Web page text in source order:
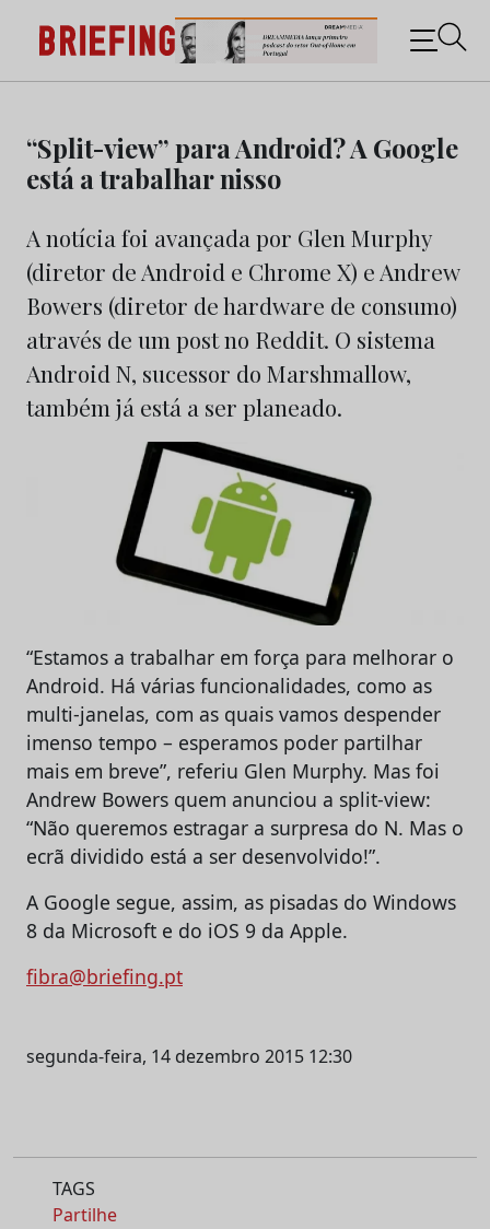
content
Briefing: Todas as notícias sobre os negócios do
Marketing e da Publicidade
“Split-view” para Android? A Google
está a trabalhar nisso
A notícia foi avançada por Glen Murphy
(diretor de Android e Chrome X) e Andrew
Bowers (diretor de hardware de consumo)
através de um post no Reddit. O sistema
Android N, sucessor do Marshmallow,
também já está a ser planeado.
“Estamos a trabalhar em força para melhorar o
Android. Há várias funcionalidades, como as
multi-janelas, com as quais vamos despender
imenso tempo – esperamos poder partilhar
mais em breve”, referiu Glen Murphy. Mas foi
Andrew Bowers quem anunciou a split-view:
“Não queremos estragar a surpresa do N. Mas o
ecrã dividido está a ser desenvolvido!”.
A Google segue, assim, as pisadas do Windows
8 da Microsoft e do iOS 9 da Apple.
fibra@briefing.pt
segunda-feira, 14 dezembro 2015 12:30
TAGS
Partilhe